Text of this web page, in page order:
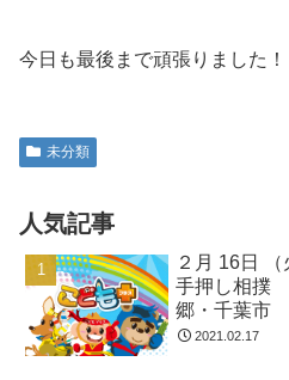
今日も最後まで頑張りました！
未分類
人気記事
２月 16日 （火） 椅
手押し相撲
郷・千葉市
2021.02.17